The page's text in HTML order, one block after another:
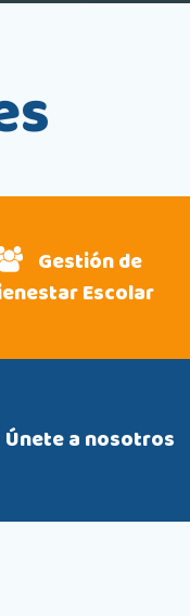
Gestión de
Escolar
Únete a nosotros